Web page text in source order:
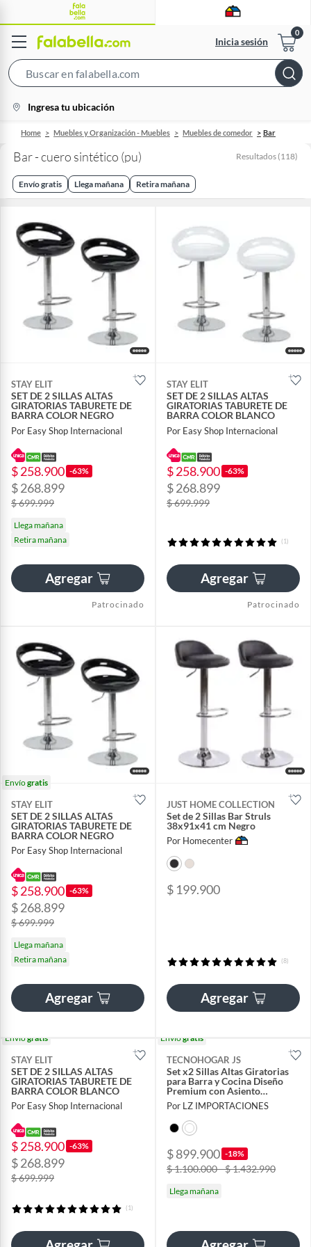
Inicia sesión
Bar
location-
icon
Ingresa tu ubicación
Home Muebles y Organización - Muebles Muebles de comedor Bar
Bar - cuero sintético (pu) Resultados (118)
Envío gratis Llega mañana Retira mañana
STAY ELIT
SET DE 2 SILLAS ALTAS
GIRATORIAS TABURETE DE
BARRA COLOR NEGRO
Por Easy Shop Internacional
$ 258.900 -63%
$ 268.899
$ 699.999
Llega mañana
Retira mañana
Agregar
Patrocinado
STAY ELIT
SET DE 2 SILLAS ALTAS
GIRATORIAS TABURETE DE
BARRA COLOR BLANCO
Por Easy Shop Internacional
$ 258.900 -63%
$ 268.899
$ 699.999
(1)
Agregar
Patrocinado
Envíogratis
STAY ELIT
SET DE 2 SILLAS ALTAS
GIRATORIAS TABURETE DE
BARRA COLOR NEGRO
Por Easy Shop Internacional
$ 258.900 -63%
$ 268.899
$ 699.999
Llega mañana
Retira mañana
Agregar
JUST HOME COLLECTION
Set de 2 Sillas Bar Struls
38x91x41 cm Negro
Por Homecenter
$ 199.900
(8)
Agregar
Envíogratis
STAY ELIT
SET DE 2 SILLAS ALTAS
GIRATORIAS TABURETE DE
BARRA COLOR BLANCO
Por Easy Shop Internacional
$ 258.900 -63%
$ 268.899
$ 699.999
(1)
Envíogratis
TECNOHOGAR JS
Set x2 Sillas Altas Giratorias
para Barra y Cocina Diseño
Premium con Asiento
Acolchado
Por LZ IMPORTACIONES
$ 899.900 -18%
$ 1.100.000 - $ 1.432.990
Llega mañana